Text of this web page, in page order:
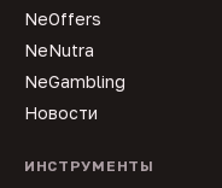
NeOffers
NeNutra
NeGambling
Новости
ИНСТРУМЕНТЫ